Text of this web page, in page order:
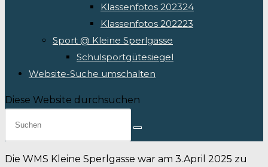
Klassenfotos 202324
Klassenfotos 202223
Sport @ Kleine Sperlgasse
Schulsportgütesiegel
Website-Suche umschalten
Diese Website durchsuchen
Die WMS Kleine Sperlgasse war am 3.April 2025 zu